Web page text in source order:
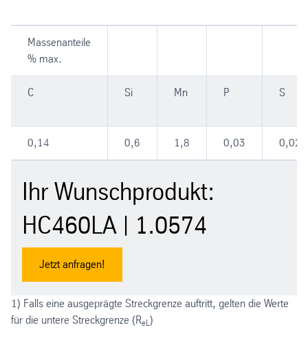
Massenanteile
% max.
C Si Mn P S
0,14 0,6 1,8 0,03 0,025
Ihr Wunschprodukt:
HC460LA | 1.0574
Jetzt anfragen!
1) Falls eine ausgeprägte Streckgrenze auftritt, gelten die Werte
für die untere Streckgrenze (ReL )